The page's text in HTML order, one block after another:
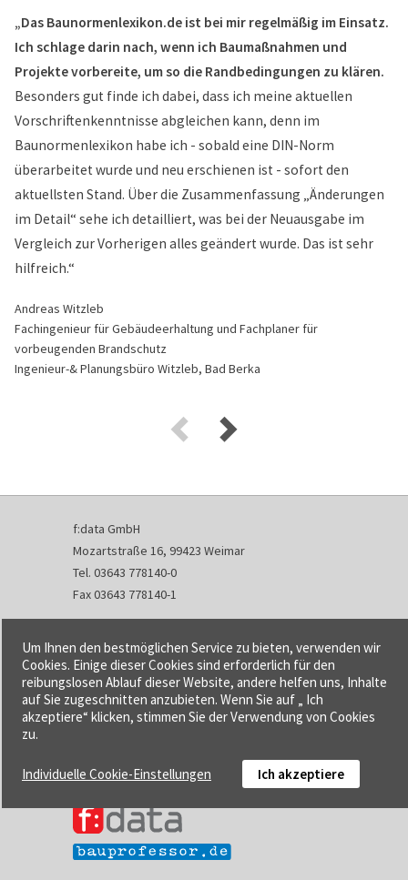
„Das Baunormenlexikon.de ist bei mir regelmäßig im Einsatz.
Ich schlage darin nach, wenn ich Baumaßnahmen und
Projekte vorbereite, um so die Randbedingungen zu klären.
Besonders gut finde ich dabei, dass ich meine aktuellen
Vorschriftenkenntnisse abgleichen kann, denn im
Baunormenlexikon habe ich - sobald eine DIN-Norm
überarbeitet wurde und neu erschienen ist - sofort den
aktuellsten Stand. Über die Zusammenfassung „Änderungen
im Detail“ sehe ich detailliert, was bei der Neuausgabe im
Vergleich zur Vorherigen alles geändert wurde. Das ist sehr
hilfreich.“
Andreas Witzleb
Fachingenieur für Gebäudeerhaltung und Fachplaner für
vorbeugenden Brandschutz
Ingenieur-& Planungsbüro Witzleb, Bad Berka
f:data GmbH
Mozartstraße 16, 99423 Weimar
Tel. 03643 778140-0
Fax 03643 778140-1
info@fdata.de
Kontakt
Impressum
Datenschutzerklärung
Urheberrecht und Haftung
Cookie-Einstellungen
Um Ihnen den bestmöglichen Service zu bieten, verwenden wir
Cookies. Einige dieser Cookies sind erforderlich für den
reibungslosen Ablauf dieser Website, andere helfen uns, Inhalte
auf Sie zugeschnitten anzubieten. Wenn Sie auf „ Ich
akzeptiere“ klicken, stimmen Sie der Verwendung von Cookies
zu.
Individuelle Cookie-Einstellungen Ich akzeptiere